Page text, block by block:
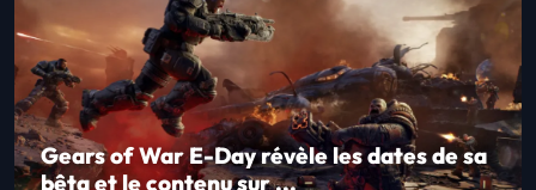
Gears of War E-Day révèle les dates de sa
bêta et le contenu sur ...